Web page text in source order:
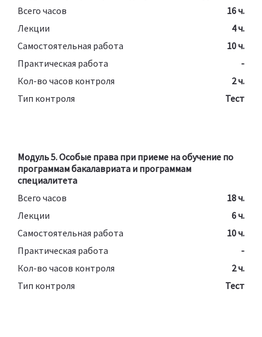
Всего часов
16 ч.
Лекции
4 ч.
Самостоятельная работа
10 ч.
Практическая работа
-
Кол-во часов контроля
2 ч.
Тип контроля
Тест
Модуль 5. Особые права при приеме на обучение по
программам бакалавриата и программам
специалитета
Всего часов
18 ч.
Лекции
6 ч.
Самостоятельная работа
10 ч.
Практическая работа
-
Кол-во часов контроля
2 ч.
Тип контроля
Тест